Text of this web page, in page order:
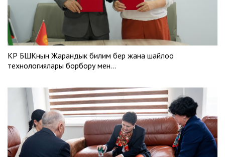
КР БШКнын Жарандык билим берүү жана шайлоо
технологиялары борбору мен…